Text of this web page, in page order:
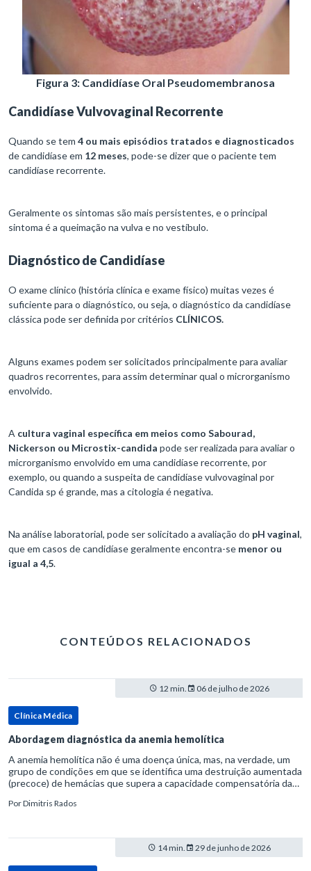
Figura 3: Candidíase Oral Pseudomembranosa
Candidíase Vulvovaginal Recorrente
Quando se tem 4 ou mais episódios tratados e diagnosticados
de candidíase em 12 meses, pode-se dizer que o paciente tem
candidíase recorrente.
Geralmente os sintomas são mais persistentes, e o principal
sintoma é a queimação na vulva e no vestíbulo.
Diagnóstico de Candidíase
O exame clínico (história clínica e exame físico) muitas vezes é
suficiente para o diagnóstico, ou seja, o diagnóstico da candidíase
clássica pode ser definida por critérios CLÍNICOS.
Alguns exames podem ser solicitados principalmente para avaliar
quadros recorrentes, para assim determinar qual o microrganismo
envolvido.
A cultura vaginal específica em meios como Sabourad,
Nickerson ou Microstix-candida pode ser realizada para avaliar o
microrganismo envolvido em uma candidíase recorrente, por
exemplo, ou quando a suspeita de candidíase vulvovaginal por
Candida sp é grande, mas a citologia é negativa.
Na análise laboratorial, pode ser solicitado a avaliação do pH vaginal,
que em casos de candidíase geralmente encontra-se menor ou
igual a 4,5.
CONTEÚDOS RELACIONADOS
12 min. 06 de julho de 2026
Clínica Médica
Abordagem diagnóstica da anemia hemolítica
A anemia hemolítica não é uma doença única, mas, na verdade, um
grupo de condições em que se identifica uma destruição aumentada
(precoce) de hemácias que supera a capacidade compensatória da
PorDimitris Rados
14 min. 29 de junho de 2026